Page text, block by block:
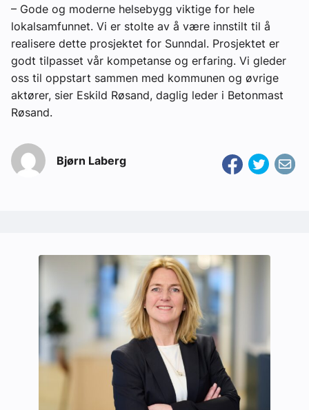
– Gode og moderne helsebygg viktige for hele
lokalsamfunnet. Vi er stolte av å være innstilt til å
realisere dette prosjektet for Sunndal. Prosjektet er
godt tilpasset vår kompetanse og erfaring. Vi gleder
oss til oppstart sammen med kommunen og øvrige
aktører, sier Eskild Røsand, daglig leder i Betonmast
Røsand.
Bjørn Laberg